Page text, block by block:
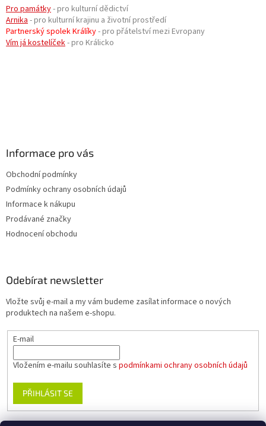
Pro památky- pro kulturní dědictví
Arnika- pro kulturní krajinu a životní prostředí
Partnerský spolek Králíky- pro přátelství mezi Evropany
Vím já kostelíček- pro Králicko
Informace pro vás
Obchodní podmínky
Podmínky ochrany osobních údajů
Informace k nákupu
Prodávané značky
Hodnocení obchodu
Odebírat newsletter
Vložte svůj e-mail a my vám budeme zasílat informace o nových
produktech na našem e-shopu.
E-mail
Vložením e-mailu souhlasíte s podmínkami ochrany osobních údajů
PŘIHLÁSIT SE